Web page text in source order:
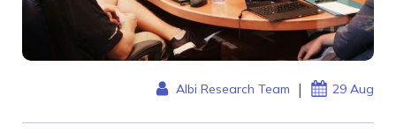
Albi Research Team | 29 Aug